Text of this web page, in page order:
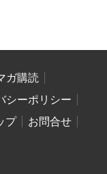
ガ購読
シーポリシー
プ
お問合せ